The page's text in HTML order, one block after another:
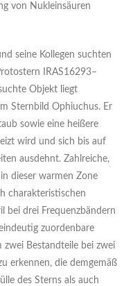
von Nukleinsäuren
seine Kollegen suchten
IRAS16293–
Objekt liegt
Sternbild Ophiuchus. Er
sowie eine heißere
wird und sich bis auf
ausdehnt. Zahlreiche,
dieser warmen Zone
charakteristischen
bei drei Frequenzbändern
zuordenbare
zwei Bestandteile bei zwei
erkennen, die demgemäß
des Sterns als auch